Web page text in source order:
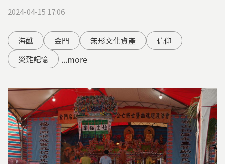
2024-04-15 17:06
海醮 金門 無形文化資產
信仰
災難記憶
...more